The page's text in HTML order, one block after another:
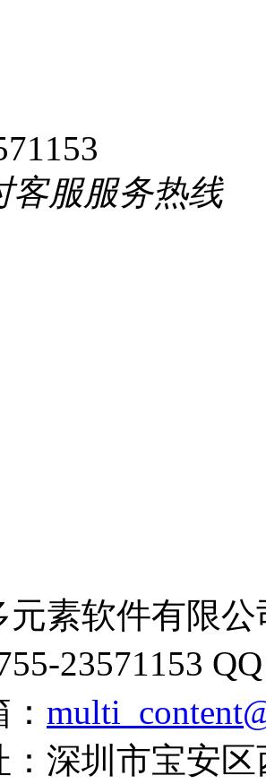
客服服务热线
元素软件有限公
23571153
：深圳市宝安